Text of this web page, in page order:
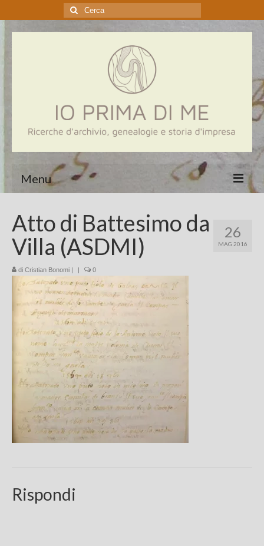
Cerca:
Menu
Genealogia
Aziende
Chi sono
FAQ
Contatti
26
MAG 2016
Atto di Battesimo da
Villa (ASDMI)
di Cristian Bonomi | | 0
Rispondi